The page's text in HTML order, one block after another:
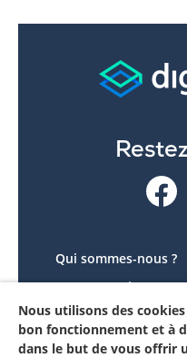
Qui sommes-nous ?
Le projet
Contactez-nous
Mon compte
Nous utilisons des
bon fonctionnement et à
dans le but de vous offrir